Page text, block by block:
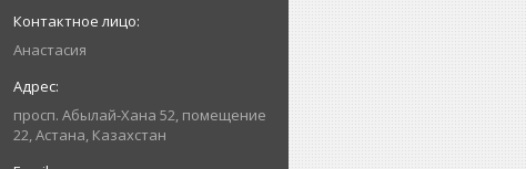
Анастасия
просп. Абылай-Хана 52, помещение
22, Астана, Казахстан